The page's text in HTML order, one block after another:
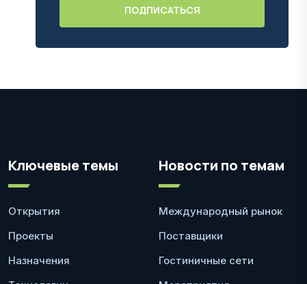
Ключевые темы
Открытия
Проекты
Назначения
Новости по темам
Международный рынок
Поставщики
Гостиничные сети